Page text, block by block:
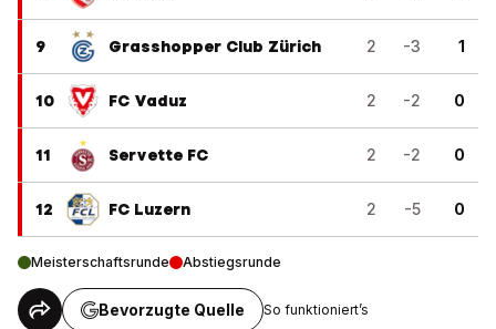
9 Grasshopper Club Zürich 2 -3 1
10 FC Vaduz 2 -2 0
11 Servette FC 2 -2 0
12 FC Luzern 2 -5 0
Meisterschaftsrunde Abstiegsrunde
Bevorzugte Quelle So funktioniert’s